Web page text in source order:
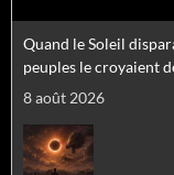
Quand le Soleil
peuples le croyaient
8 août 2026